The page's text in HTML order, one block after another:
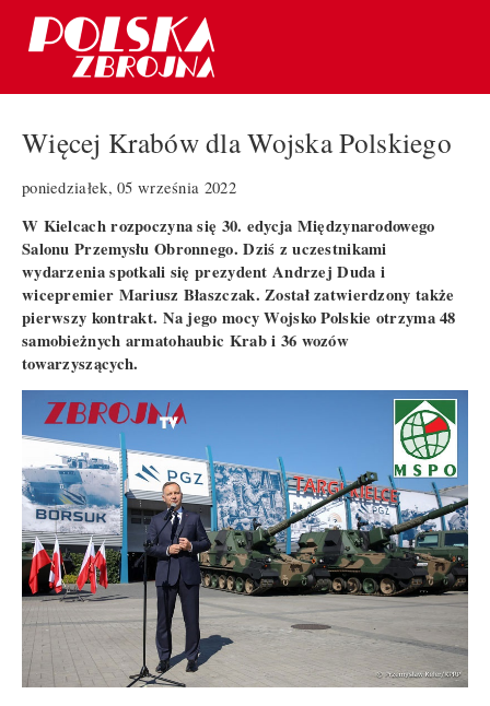
Więcej Krabów dla Wojska Polskiego
poniedziałek, 05 września 2022
W Kielcach rozpoczyna się 30. edycja Międzynarodowego
Salonu Przemysłu Obronnego. Dziś z uczestnikami
wydarzenia spotkali się prezydent Andrzej Duda i
wicepremier Mariusz Błaszczak. Został zatwierdzony także
pierwszy kontrakt. Na jego mocy Wojsko Polskie otrzyma 48
samobieżnych armatohaubic Krab i 36 wozów
towarzyszących.